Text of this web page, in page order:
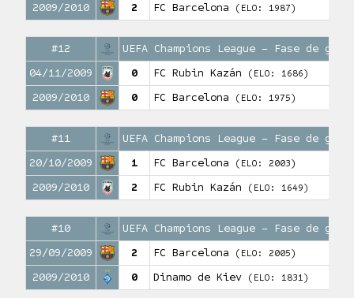
2009/2010 2 FC Barcelona (ELO: 1987)
#12
UEFA Champions League – Fase de
04/11/2009
0 FC Rubin Kazán (ELO: 1686)
2009/2010 0 FC Barcelona (ELO: 1975)
#11
UEFA Champions League – Fase de
20/10/2009
1 FC Barcelona (ELO: 2003)
2009/2010 2 FC Rubin Kazán (ELO: 1649)
#10
UEFA Champions League – Fase de
29/09/2009
2 FC Barcelona (ELO: 2005)
2009/2010 0 Dinamo de Kiev (ELO: 1831)